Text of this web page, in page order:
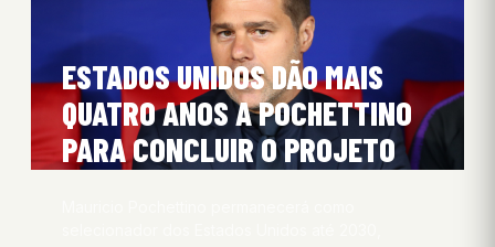
ESTADOS UNIDOS DÃO MAIS
QUATRO ANOS A POCHETTINO
PARA CONCLUIR O PROJETO